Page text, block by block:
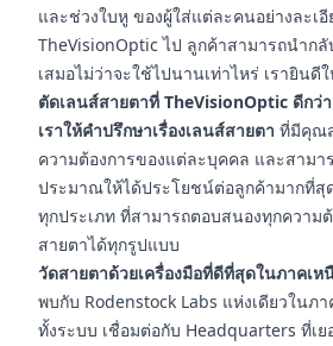
และช่วงใบหู ของผู้ใส่แต่ละคนอย่างละเ
TheVisionOptic ไป ลูกค้าสามารถนำก
เสมอไม่ว่าจะใช้ไปนานเท่าไหร่ เรายินดี
ตัดเลนส์สายตาที่ TheVisionOptic ดีกว่า
เราให้คำปรึกษาเรื่องเลนส์สายตา ที่มีคุณ
ความต้องการของแต่ละบุคคล และสามา
ประมาณให้ได้ประโยชน์ต่อลูกค้ามากที่สุ
ทุกประเภท ที่สามารถตอบสนองทุกความ
สายตาได้ทุกรูปแบบ
วัดสายตาด้วยเครื่องมือที่ดีที่สุดในภาคเห
พบกับ Rodenstock Labs แห่งเดียวในภ
ทั้งระบบ เชื่อมต่อกับ Headquarters ที่เ